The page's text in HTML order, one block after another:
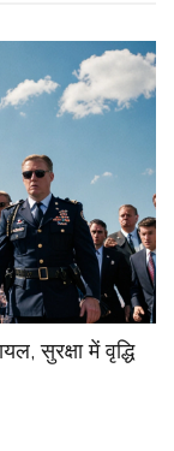
सुरक्षा में वृद्धि